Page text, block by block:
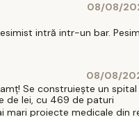
08/08/
intră intr-un bar.
08/08/
Se construiește un spital
de lei, cu 469 de paturi
mari proiecte medicale din